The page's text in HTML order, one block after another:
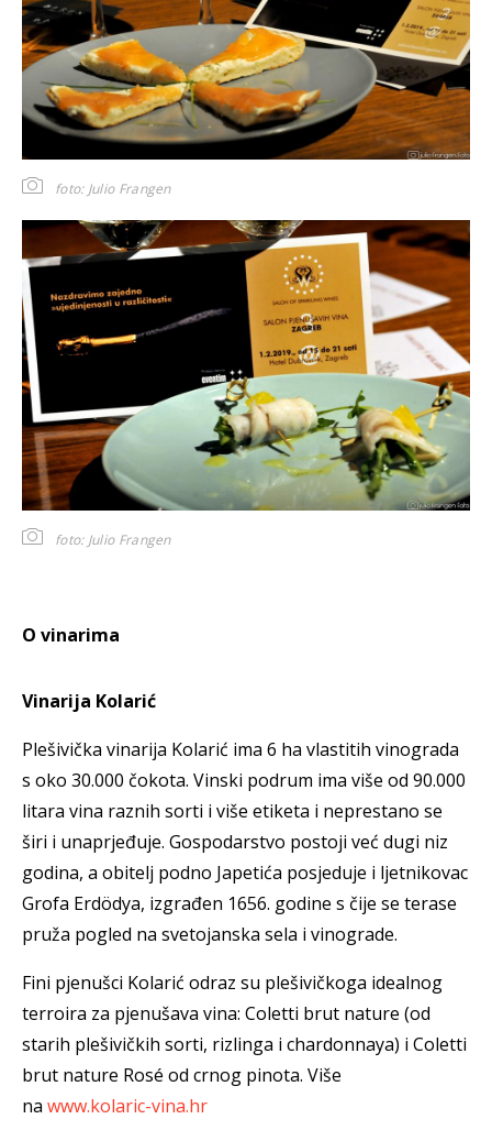
foto: Julio Frangen
foto: Julio Frangen
O vinarima
Vinarija Kolarić
Plešivička vinarija Kolarić ima 6 ha vlastitih vinograda
s oko 30.000 čokota. Vinski podrum ima više od 90.000
litara vina raznih sorti i više etiketa i neprestano se
širi i unaprjeđuje. Gospodarstvo postoji već dugi niz
godina, a obitelj podno Japetića posjeduje i ljetnikovac
Grofa Erdödya, izgrađen 1656. godine s čije se terase
pruža pogled na svetojanska sela i vinograde.
Fini pjenušci Kolarić odraz su plešivičkoga idealnog
terroira za pjenušava vina: Coletti brut nature (od
starih plešivičkih sorti, rizlinga i chardonnaya) i Coletti
brut nature Rosé od crnog pinota. Više
na www.kolaric-vina.hr